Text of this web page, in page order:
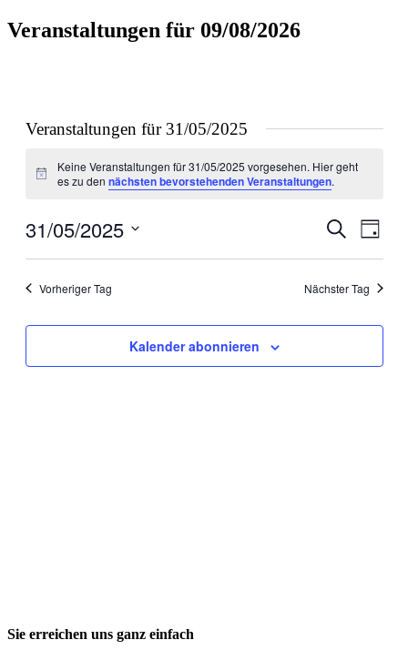
Veranstaltungen für 09/08/2026
Veranstaltungen für 31/05/2025
Hinweis
Keine Veranstaltungen für 31/05/2025 vorgesehen. Hier geht
es zu dennächsten bevorstehenden Veranstaltungen.
Suche
Tag
31/05/2025
Vorheriger Tag
Nächster Tag
Kalender abonnieren
Sie erreichen uns ganz einfach